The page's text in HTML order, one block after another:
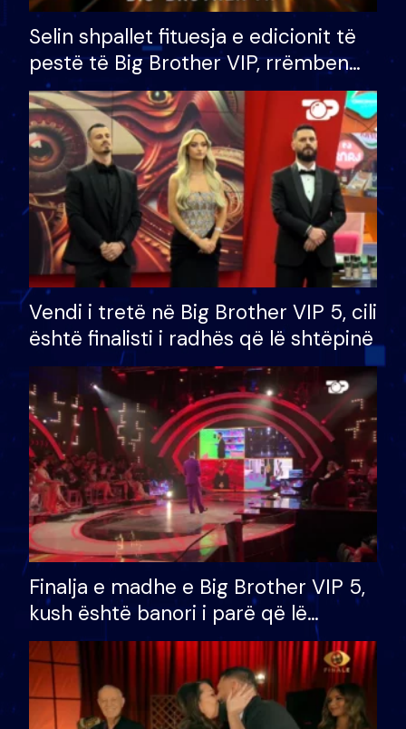
Selin shpallet fituesja e edicionit të
pestë të Big Brother VIP, rrëmben
çmimin e madh prej 100 mijë eurosh
Vendi i tretë në Big Brother VIP 5, cili
është finalisti i radhës që lë shtëpinë
Finalja e madhe e Big Brother VIP 5,
kush është banori i parë që lë
shtëpinë dhe humb mundësinë për
të fituar çmimin e madh